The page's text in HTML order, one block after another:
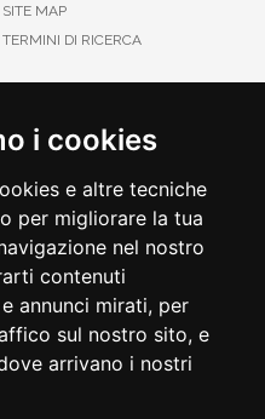
i cookies
e altre tecniche
per migliorare la tua
nel nostro
contenuti
annunci mirati, per
sul nostro sito, e
arrivano i nostri
SITE MAP
TERMINI DI RICERCA
CARTA DI CREDITO
PAYPAL
CONTRASSEGNO
POSTEPAY